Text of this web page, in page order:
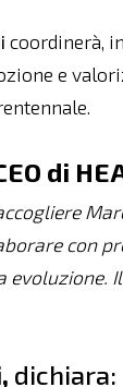
coordinerà,
e
di
con
evoluzione.
dichiara: